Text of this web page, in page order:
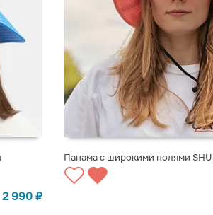
2 990 ₽
СООБЩИТЬ О ПОСТУПЛЕНИИ
Панама с широкими полями SHU